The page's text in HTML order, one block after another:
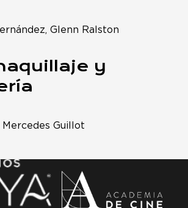
Glenn Ralston
y
Mercedes Guillot